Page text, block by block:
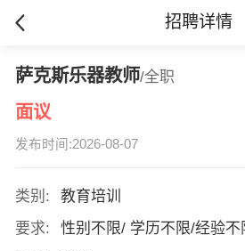
招聘详情
萨克斯乐器教师/全职
面议
发布时间:2026-08-07
类别:
教育培训
要求:
性别不限/ 学历不限/经验不